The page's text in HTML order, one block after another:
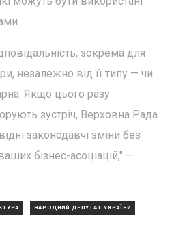
зокрема для
незалежно від її типу — чи
Якщо цього разу
зустріч, Верховна Рада
законодавчі зміни без
бізнес-асоціацій," —
НАРОДНИЙ ДЕПУТАТ УКРАЇНИ